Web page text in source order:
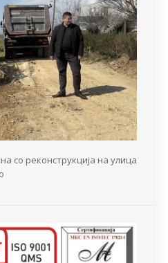
со реконструкција на улица